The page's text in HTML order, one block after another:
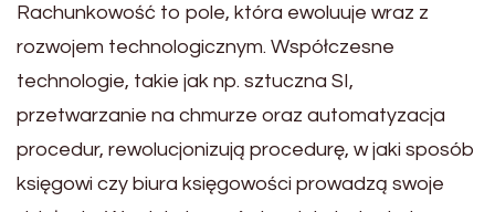
Rachunkowość to pole, która ewoluuje wraz z
rozwojem technologicznym. Współczesne
technologie, takie jak np. sztuczna SI,
przetwarzanie na chmurze oraz automatyzacja
procedur, rewolucjonizują procedurę, w jaki sposób
księgowi czy biura księgowości prowadzą swoje